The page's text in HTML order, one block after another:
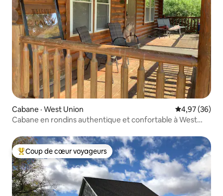
Cabane · West Union Note
4,97 (36)
Cabane en rondins authentique et confortable à West
Coup de cœur voyageurs parmi les plus aimés
Coup de cœur voyageurs